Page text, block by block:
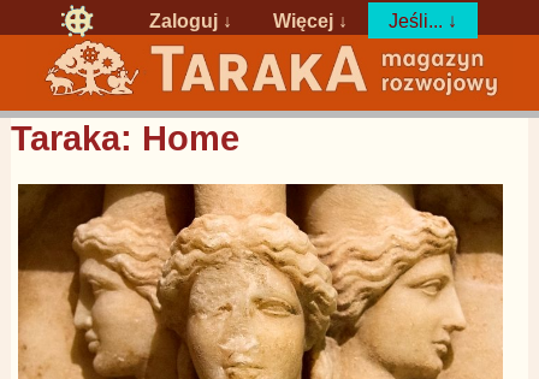
Zaloguj ↓ Więcej ↓ Jeśli... ↓
Taraka: Home